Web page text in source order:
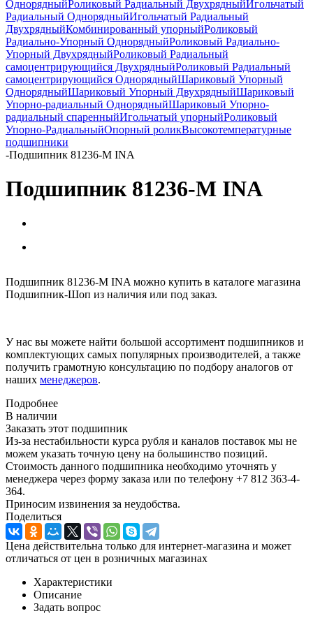
ОднорядныйРоликовый Радиальный ДвухрядныйИгольчатый
Радиальный ОднорядныйИгольчатый Радиальный
ДвухрядныйКомбинированный упорныйРоликовый
Радиально-Упорный ОднорядныйРоликовый Радиально-
Упорный ДвухрядныйРоликовый Радиальный
самоцентрирующийся ДвухрядныйРоликовый Радиальный
самоцентрирующийся ОднорядныйШариковый Упорный
ОднорядныйШариковый Упорный ДвухрядныйШариковый
Упорно-радиальный ОднорядныйШариковый Упорно-
радиальный спаренныйИгольчатый упорныйРоликовый
Упорно-РадиальныйОпорный роликВысокотемпературные
подшипники
-Подшипник 81236-M INA
Подшипник 81236-M INA
Подшипник 81236-M INA можно купить в каталоге магазина
Подшипник-Шоп из наличия или под заказ.
У нас вы можете найти большой ассортимент подшипников и
комплектующих самых популярных производителей, а также
получить грамотную консультацию по подбору аналогов от
наших менеджеров.
Подробнее
В наличии
Заказать этот подшипник
Из-за нестабильности курса рубля и каналов поставок мы не
можем указать точную цену на большинство позиций.
Стоимость данного подшипника необходимо уточнять у
менеджера через форму заказа или по телефону +7 812 363-4-
364.
Приносим извинения за неудобства.
Поделиться
Цена действительна только для интернет-магазина и может
отличаться от цен в розничных магазинах
Характеристики
Описание
Задать вопрос